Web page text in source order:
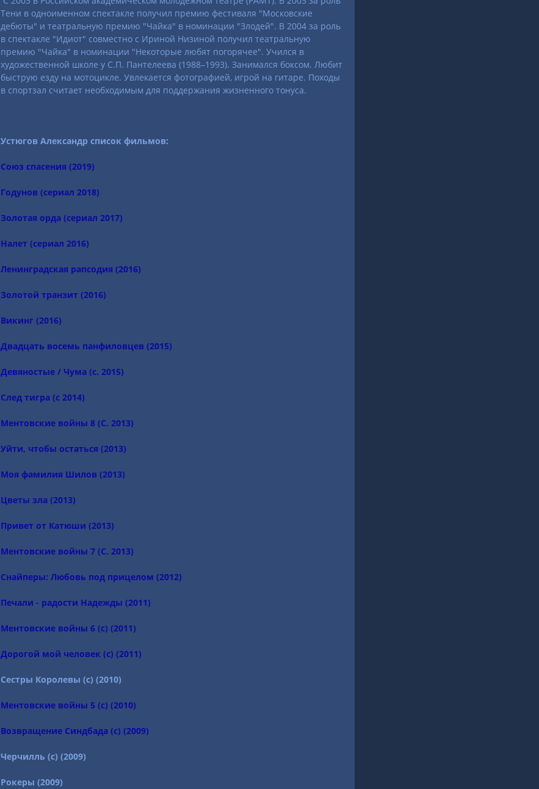
Тени в одноименном спектакле получил премию фестиваля "Московские
дебюты" и театральную премию "Чайка" в номинации "Злодей". В 2004 за роль
в спектакле "Идиот" совместно с Ириной Низиной получил театральную
премию "Чайка" в номинации "Некоторые любят погорячее". Учился в
художественной школе у С.П. Пантелеева (1988–1993). Занимался боксом. Любит
быструю езду на мотоцикле. Увлекается фотографией, игрой на гитаре. Походы
в спортзал считает необходимым для поддержания жизненного тонуса.
Устюгов Александр список фильмов:
Союз спасения (2019)
Годунов (сериал 2018)
Золотая орда (сериал 2017)
Налет (сериал 2016)
Ленинградская рапсодия (2016)
Золотой транзит (2016)
Викинг (2016)
Двадцать восемь панфиловцев (2015)
Девяностые / Чума (с. 2015)
След тигра (с 2014)
Ментовские войны 8 (С. 2013)
Уйти, чтобы остаться (2013)
Моя фамилия Шилов (2013)
Цветы зла (2013)
Привет от Катюши (2013)
Ментовские войны 7 (С. 2013)
Снайперы: Любовь под прицелом (2012)
Печали - радости Надежды (2011)
Ментовские войны 6 (с) (2011)
Дорогой мой человек (с) (2011)
Сестры Королевы (с) (2010)
Ментовские войны 5 (с) (2010)
Возвращение Синдбада (с) (2009)
Черчилль (с) (2009)
Рокеры (2009)